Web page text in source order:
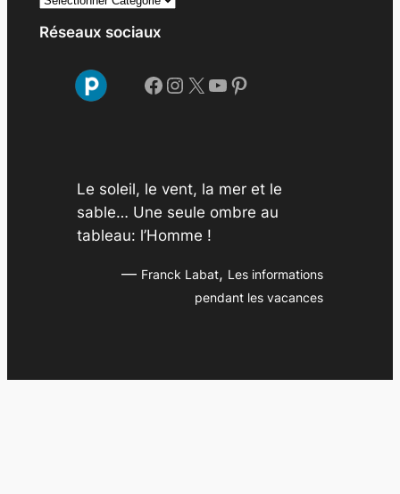
v
Réseaux sociaux
Facebook Instagram X YouTube Pinterest
Le soleil, le vent, la mer et le
sable… Une seule ombre au
tableau: l’Homme !
— Franck Labat, Les informations
pendant les vacances